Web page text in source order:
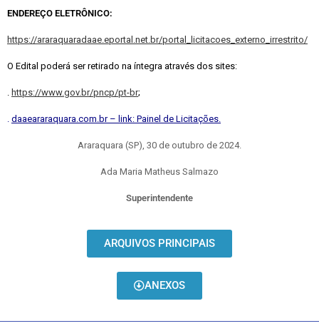
ENDEREÇO ELETRÔNICO:
https://araraquaradaae.eportal.net.br/portal_licitacoes_externo_irrestrito/
O Edital poderá ser retirado na íntegra através dos sites:
. https://www.gov.br/pncp/pt-br;
. daaeararaquara.com.br – link: Painel de Licitações.
Araraquara (SP), 30 de outubro de 2024.
Ada Maria Matheus Salmazo
Superintendente
ARQUIVOS PRINCIPAIS
ANEXOS